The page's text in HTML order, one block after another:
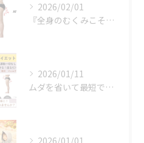
2026/02/01
『全身のむくみこそ』冬痩せの鍵！！
2026/01/11
ムダを省いて最短で結果へ。時間もお金も賢く使う方法＠福岡吉塚
2026/01/01